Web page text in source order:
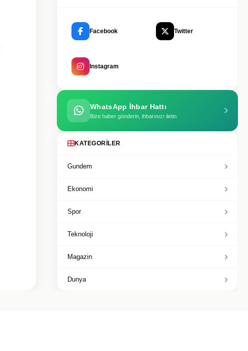
Facebook Twitter
Instagram
WhatsApp İhbar Hattı
Bize haber gönderin, ihbarınızı iletin
KATEGORILER
Gundem
Ekonomi
Spor
Teknoloji
Magazin
Dunya